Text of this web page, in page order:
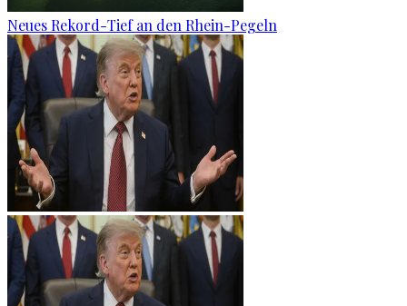
Neues Rekord-Tief an den Rhein-Pegeln